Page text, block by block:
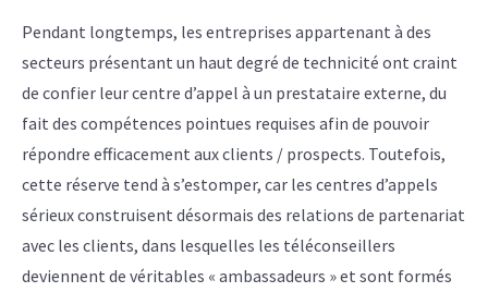
Pendant longtemps, les entreprises appartenant à des
secteurs présentant un haut degré de technicité ont craint
de confier leur centre d’appel à un prestataire externe, du
fait des compétences pointues requises afin de pouvoir
répondre efficacement aux clients / prospects. Toutefois,
cette réserve tend à s’estomper, car les centres d’appels
sérieux construisent désormais des relations de partenariat
avec les clients, dans lesquelles les téléconseillers
deviennent de véritables « ambassadeurs » et sont formés